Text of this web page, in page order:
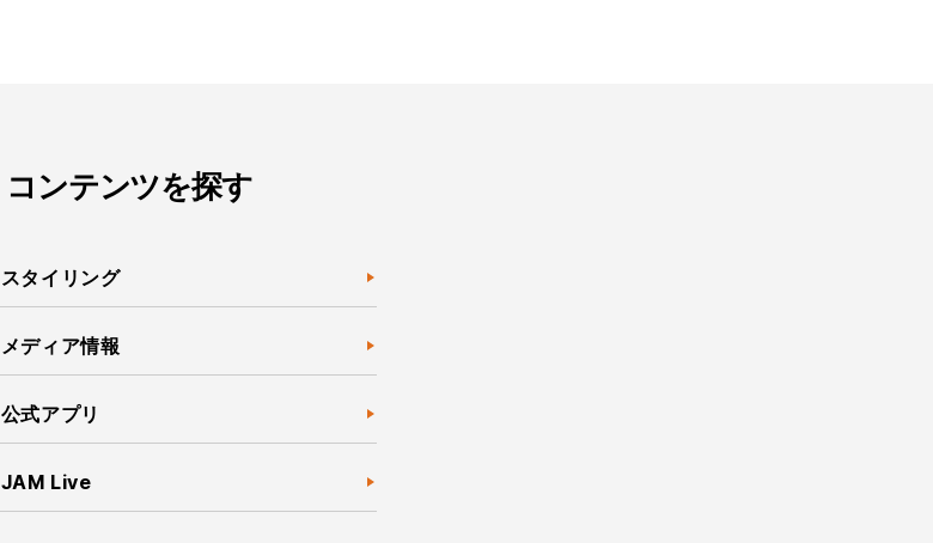
コンテンツを探す
スタイリング
メディア情報
公式アプリ
JAM Live